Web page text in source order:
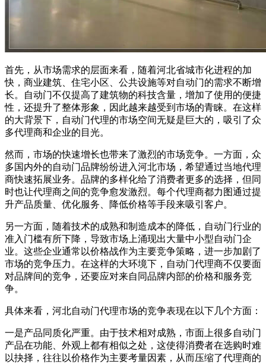
首先，从市场需求的层面来看，随着河北省城市化进程的加
快，商业建筑、住宅小区、公共设施等对自动门的需求不断增
长。自动门不仅提高了建筑物的科技含量，增加了使用的便捷
性，还提升了整体形象，因此越来越受到市场的青睐。在这样
的大背景下，自动门代理的市场空间无疑是巨大的，吸引了众
多代理商和企业的目光。
然而，市场的快速增长也带来了激烈的市场竞争。一方面，众
多国内外的自动门品牌纷纷进入河北市场，希望通过当地代理
商快速拓展业务。品牌的多样化给了消费者更多的选择，但同
时也让代理商之间的竞争愈发激烈。每个代理商都力图通过提
升产品质量、优化服务、降低价格等手段来吸引客户。
另一方面，随着技术的成熟和制造成本的降低，自动门行业的
准入门槛有所下降，导致市场上涌现出大量中小型自动门企
业。这些企业通常以价格战作为主要竞争策略，进一步加剧了
市场的竞争压力。在这样的大环境下，自动门代理商不仅要面
对品牌间的竞争，还要应对来自同品牌内部的价格和服务竞
争。
具体来看，河北自动门代理市场的竞争表现在以下几个方面：
一是产品同质化严重。由于技术相对成熟，市面上很多自动门
产品在功能、外观上都有相似之处，这使得消费者在选购时难
以抉择，往往以价格作为主要考量因素，从而压缩了代理商的